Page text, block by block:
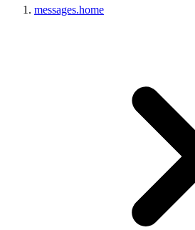
messages.home